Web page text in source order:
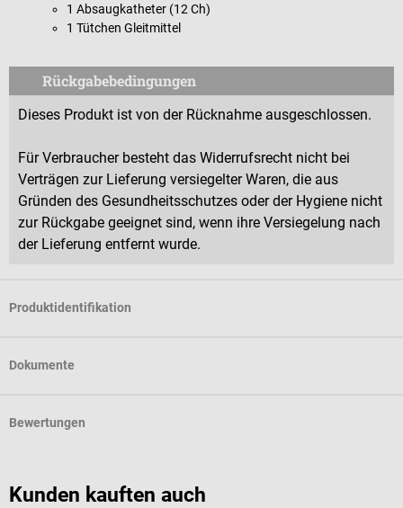
1 Absaugkatheter (12 Ch)
1 Tütchen Gleitmittel
Rückgabebedingungen
Dieses Produkt ist von der Rücknahme ausgeschlossen.
Für Verbraucher besteht das Widerrufsrecht nicht bei
Verträgen zur Lieferung versiegelter Waren, die aus
Gründen des Gesundheitsschutzes oder der Hygiene nicht
zur Rückgabe geeignet sind, wenn ihre Versiegelung nach
der Lieferung entfernt wurde.
Produktidentifikation
Dokumente
Bewertungen
Kunden kauften auch